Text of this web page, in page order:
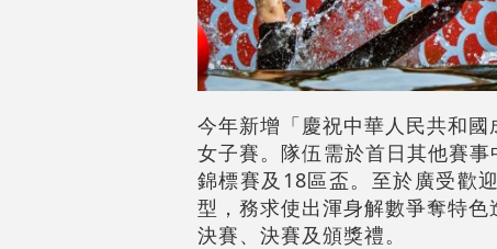
今年新增「慶祝中華人民共和
女子賽。隊伍需於首日其他賽
錦標賽及18區盃。至於廣受歡
型，務求使出渾身解數爭奪特
決賽、決賽及頒獎禮。